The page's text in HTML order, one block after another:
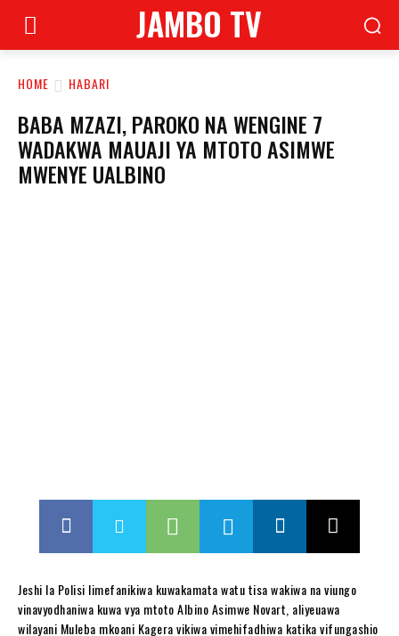
JAMBO TV
HOME HABARI
BABA MZAZI, PAROKO NA WENGINE 7
WADAKWA MAUAJI YA MTOTO ASIMWE
MWENYE UALBINO
Jeshi la Polisi limefanikiwa kuwakamata watu tisa wakiwa na viungo
vinavyodhaniwa kuwa vya mtoto Albino Asimwe Novart, aliyeuawa
wilayani Muleba mkoani Kagera vikiwa vimehifadhiwa katika vifungashio